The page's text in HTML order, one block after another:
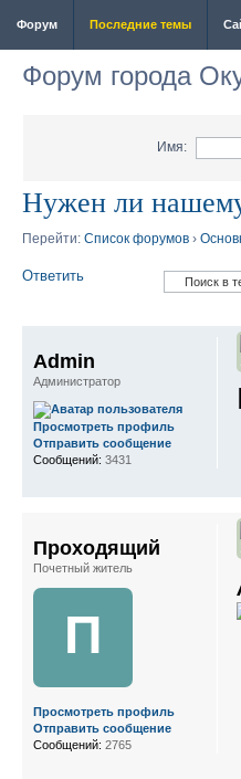
Форум Последние темы
Форум города
Имя:
Нужен ли нашему
Перейти: Список форумов ›
Ответить
Admin
Администратор
Просмотреть профиль
Отправить сообщение
Сообщений: 3431
Проходящий
Почетный житель
П
Просмотреть профиль
Отправить сообщение
Сообщений: 2765